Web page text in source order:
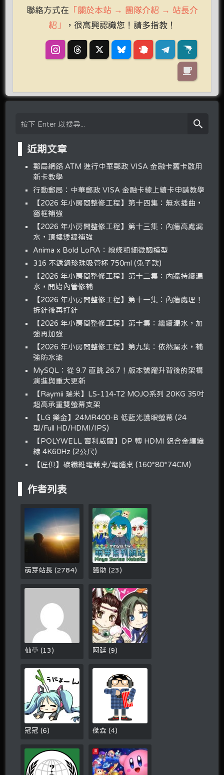
聯絡方式在 「關於本站 → 團隊介紹 → 站長介
紹」
，很高興認識您！請多指教！
近期文章
郵局網路 ATM 進行中華郵政 VISA 金融卡舊卡啟用
新卡教學
行動郵局：中華郵政 VISA 金融卡線上續卡申請教學
【2026 年小房間整修工程】第十四集：無水插曲，
窗框補強
【2026 年小房間整修工程】第十三集：內牆高處漏
水，頂樓矮牆補強
Anima x Bold LoRA：線條粗細微調模型
316 不銹鋼珍珠吸管杯 750ml (兔子款)
【2026 年小房間整修工程】第十二集：內牆持續漏
水，開始內管修補
【2026 年小房間整修工程】第十一集：內牆處理！
拆針後再打針
【2026 年小房間整修工程】第十集：繼續漏水，加
強再加強
【2026 年小房間整修工程】第九集：依然漏水，補
強防水漆
MySQL：從 9.7 直跳 26.7！版本號躍升背後的架構
演進與重大更新
【Raymii 瑞米】LS-114-T2 MOJO系列 20KG 35吋
超高承重雙螢幕支架
【LG 樂金】24MR400-B 低藍光護眼螢幕 (24
型/Full HD/HDMI/IPS)
【POLYWELL 寶利威爾】DP 轉 HDMI 鋁合金編織
線 4K60Hz (2公尺)
【匠俱】碳纖維電競桌/電腦桌 (160*80*74CM)
作者列表
萌芽站長(2784) 贊助(23 )
仙草(13 ) 阿廷(9)
冠冠(6) 傑森(4)